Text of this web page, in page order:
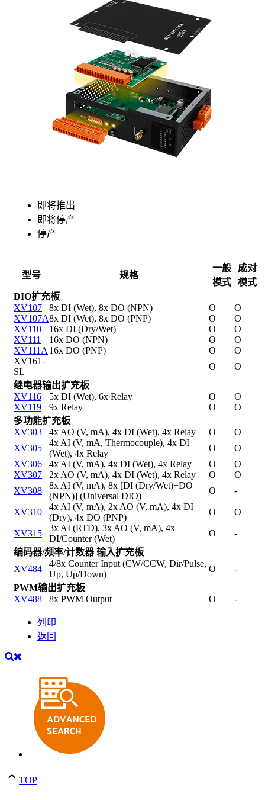
即将推出
即将停产
停产
型号 规格
一般
模式
成对
模式
DIO扩充板
XV107
8x DI (Wet), 8x DO (NPN) O
O
XV107A8x DI (Wet), 8x DO (PNP) O
O
XV110
16x DI (Dry/Wet) O
O
XV111
16x DO (NPN) O
O
XV111A 16x DO (PNP) O
O
XV161-
SL
O
O
继电器输出扩充板
XV116
5x DI (Wet), 6x Relay O
O
XV119
9x Relay O
O
多功能扩充板
XV303
4x AO (V, mA), 4x DI (Wet), 4x Relay O
O
XV305
4x AI (V, mA, Thermocouple), 4x DI
(Wet), 4x Relay
O
O
XV306
4x AI (V, mA), 4x DI (Wet), 4x Relay O
O
XV307
2x AO (V, mA), 4x DI (Wet), 4x Relay O
O
XV308
8x AI (V, mA), 8x [DI (Dry/Wet)+DO
(NPN)] (Universal DIO)
O -
XV310
4x AI (V, mA), 2x AO (V, mA), 4x DI
(Dry), 4x DO (PNP)
O O
XV315
3x AI (RTD), 3x AO (V, mA), 4x
DI/Counter (Wet)
O
-
编码器/频率/计数器 输入扩充板
XV484
4/8x Counter Input (CW/CCW, Dir/Pulse,
Up, Up/Down)
O
-
PWM输出扩充板
XV488
8x PWM Output O -
列印
返回
TOP